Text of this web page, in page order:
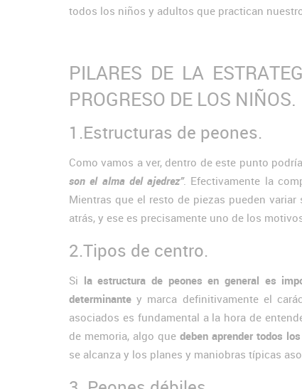
todos los niños y adultos que practican
PILARES DE LA
PROGRESO DE LOS NIÑOS.
1.Estructuras de peones.
Como vamos a ver, dentro de este punto
son el alma del ajedrez”. Efectivamente la
Mientras que el resto de piezas pueden
atrás, y ese es precisamente uno de los
2.Tipos de centro.
Si la estructura de peones en general es
determinante y marca definitivamente el
asociados es fundamental a la hora de
de memoria, algo que deben aprender todos
se alcanza y los planes y maniobras típicas